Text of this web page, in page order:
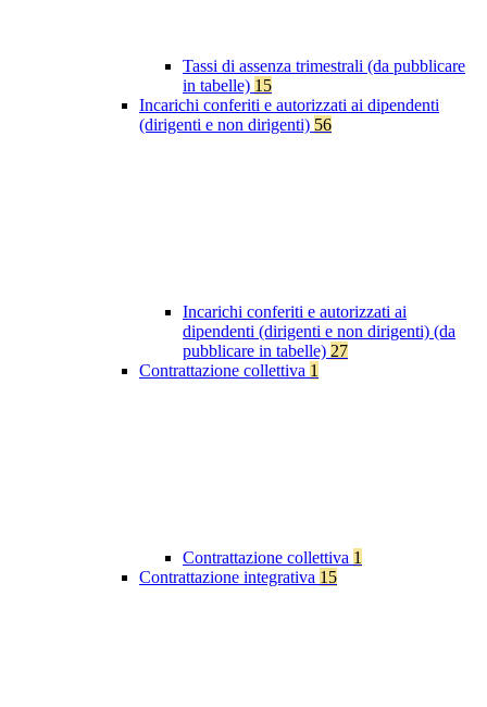
Tassi di assenza trimestrali (da pubblicare
in tabelle) 15
Incarichi conferiti e autorizzati ai dipendenti
(dirigenti e non dirigenti) 56
Incarichi conferiti e autorizzati ai
dipendenti (dirigenti e non dirigenti) (da
pubblicare in tabelle) 27
Contrattazione collettiva 1
Contrattazione collettiva 1
Contrattazione integrativa 15